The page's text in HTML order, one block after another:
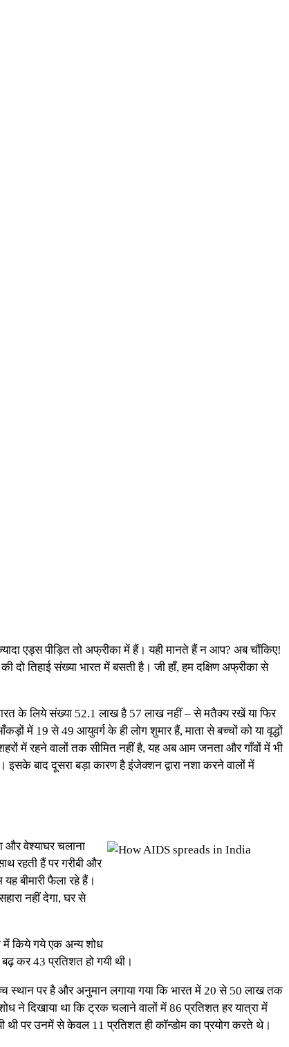
एड्स पीड़ित तो अफ्रीका में हैं। यही मानते हैं न आप? अब चौंकिए!
तिहाई संख्या भारत में बसती है। जी हाँ, हम दक्षिण अफ्रीका से
के लिये संख्या 52.1 लाख है 57 लाख नहीं – से मतैक्य रखें या फिर
में 19 से 49 आयुवर्ग के ही लोग शुमार हैं, माता से बच्चों को या वृद्धों
में रहने वालों तक सीमित नहीं है, यह अब आम जनता और गाँवों में भी
बाद दूसरा बड़ा कारण है इंजेक्शन द्वारा नशा करने वालों में
और वेश्याघर चलाना
रहती हैं पर गरीबी और
बीमारी फैला रहे हैं।
नहीं देगा, घर से
में किये गये एक अन्य शोध
कर 43 प्रतिशत हो गयी थी।
स्थान पर है और अनुमान लगाया गया कि भारत में 20 से 50 लाख तक
ने दिखाया था कि ट्रक चलाने वालों में 86 प्रतिशत हर यात्रा में
थी पर उनमें से केवल 11 प्रतिशत ही कॉन्डोम का प्रयोग करते थे।